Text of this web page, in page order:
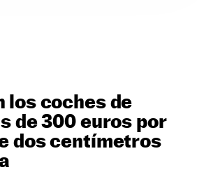
los coches de
de 300 euros por
dos centímetros